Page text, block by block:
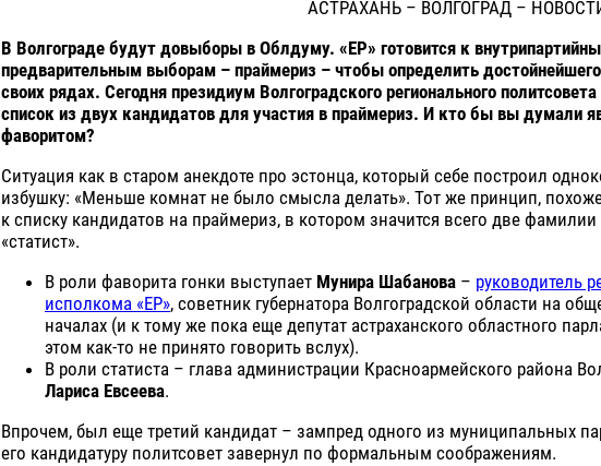
АСТРАХАНЬ – ВОЛГОГРАД –
В Волгограде будут довыборы в Облдуму. «ЕР» готовится к
предварительным выборам – праймериз – чтобы определить
своих рядах. Сегодня президиум Волгоградского регионального
список из двух кандидатов для участия в праймериз. И кто бы вы думали
фаворитом?
Ситуация как в старом анекдоте про эстонца, который себе построил
избушку: «Меньше комнат не было смысла делать». Тот же принцип,
к списку кандидатов на праймериз, в котором значится всего две
«статист».
В роли фаворита гонки выступает Мунира Шабанова– руководитель
исполкома «ЕР», советник губернатора Волгоградской области на
началах (и к тому же пока еще депутат астраханского областного
этом как-то не принято говорить вслух).
В роли статиста – глава администрации Красноармейского района
Лариса Евсеева.
Впрочем, был еще третий кандидат – зампред одного из муниципальных
его кандидатуру политсовет завернул по формальным соображениям.